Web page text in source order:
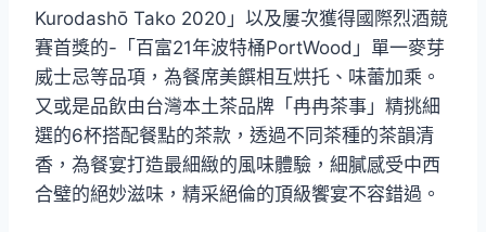
Kurodashō Tako 2020」以及屢次獲得國際烈酒競
賽首獎的-「百富21年波特桶PortWood」單一麥芽
威士忌等品項，為餐席美饌相互烘托、味蕾加乘。
又或是品飲由台灣本土茶品牌「冉冉茶事」精挑細
選的6杯搭配餐點的茶款，透過不同茶種的茶韻清
香，為餐宴打造最細緻的風味體驗，細膩感受中西
合璧的絕妙滋味，精采絕倫的頂級饗宴不容錯過。